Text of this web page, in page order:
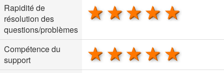
Rapidité de
résolution des
questions/problèmes
4 stars
3 stars
2 stars
1 star
Compétence du
support
4 stars
3 stars
2 stars
1 star